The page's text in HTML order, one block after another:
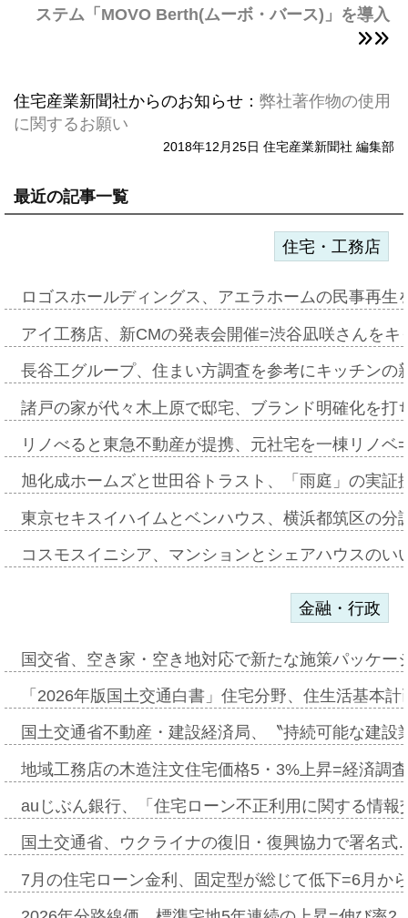
ステム「MOVO Berth(ムーボ・バース)」を導入
住宅産業新聞社からのお知らせ： 弊社著作物の使用
に関するお願い
2018年12月25日 住宅産業新聞社 編集部
最近の記事一覧
住宅・工務店
ロゴスホールディングス、アエラホームの民事再
アイ工務店、新CMの発表会開催=渋谷凪咲さんを
長谷工グループ、住まい方調査を参考にキッチン
諸戸の家が代々木上原で邸宅、ブランド明確化を
リノべると東急不動産が提携、元社宅を一棟リノ
旭化成ホームズと世田谷トラスト、「雨庭」の実
東京セキスイハイムとベンハウス、横浜都筑区の
コスモスイニシア、マンションとシェアハウスの
金融・行政
国交省、空き家・空き地対応で新たな施策パッケ
「2026年版国土交通白書」住宅分野、住生活基本
国土交通省不動産・建設経済局、〝持続可能な建
地域工務店の木造注文住宅価格5・3%上昇=経済調
auじぶん銀行、「住宅ローン不正利用に関する情
国土交通省、ウクライナの復旧・復興協力で署名
7月の住宅ローン金利、固定型が総じて低下=6月か